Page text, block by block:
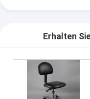
Erhalten